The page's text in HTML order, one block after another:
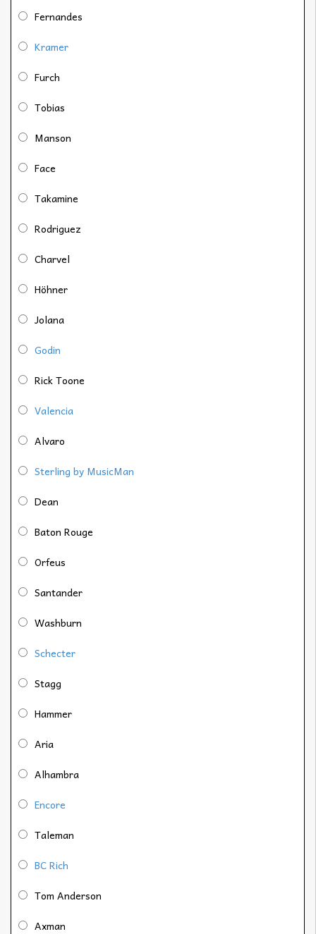
Fernandes
Kramer
Furch
Tobias
Manson
Face
Takamine
Rodriguez
Charvel
Höhner
Jolana
Godin
Rick Toone
Valencia
Alvaro
Sterling by MusicMan
Dean
Baton Rouge
Orfeus
Santander
Washburn
Schecter
Stagg
Hammer
Aria
Alhambra
Encore
Taleman
BC Rich
Tom Anderson
Axman